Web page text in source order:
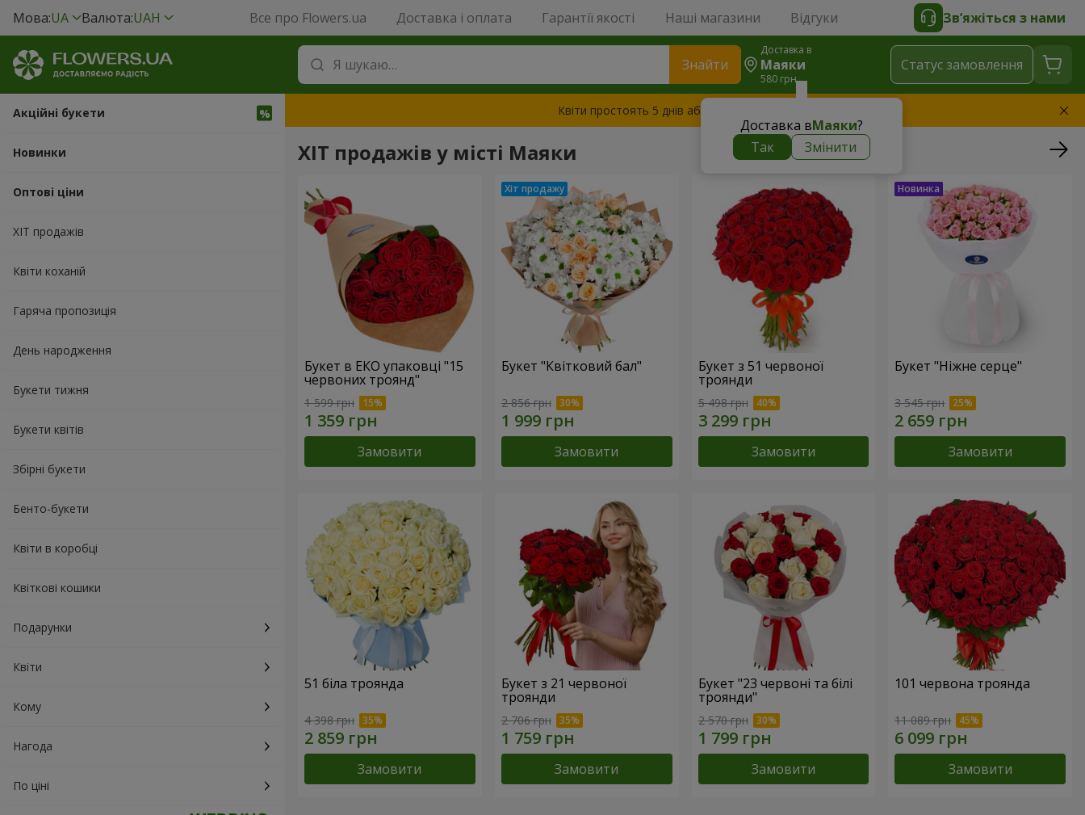
Мова:UA Валюта:UAH Все про Flowers.ua Доставка і оплата Гарантії якості Наші магазини Відгуки Зв’яжіться з нами
Знайти
Доставка в
Маяки
580 грн
Доставка вМаяки?
Так
Змінити
Статус замовлення
Акційні букети
Новинки
Оптові ціни
ХІТ продажів
Квіти коханій
Гаряча пропозиція
День народження
Букети тижня
Букети квітів
Збірні букети
Бенто-букети
Квіти в коробці
Квіткові кошики
Подарунки
Квіти
Кому
Нагода
По ціні
Квіти простоять 5 днів або замінимо букет
ХІТ продажів у місті Маяки
Букет в ЕКО упаковці "15
червоних троянд"
1 599 грн
Замовити
Букет "Квітковий бал"
2 856 грн
Замовити
Букет з 51 червоної
троянди
5 498 грн
Замовити
Букет "Ніжне серце"
3 545 грн
Замовити
51 біла троянда
4 398 грн
Замовити
Букет з 21 червоної
троянди
2 706 грн
Замовити
Букет "23 червоні та білі
троянди"
2 570 грн
Замовити
101 червона троянда
11 089 грн
Замовити